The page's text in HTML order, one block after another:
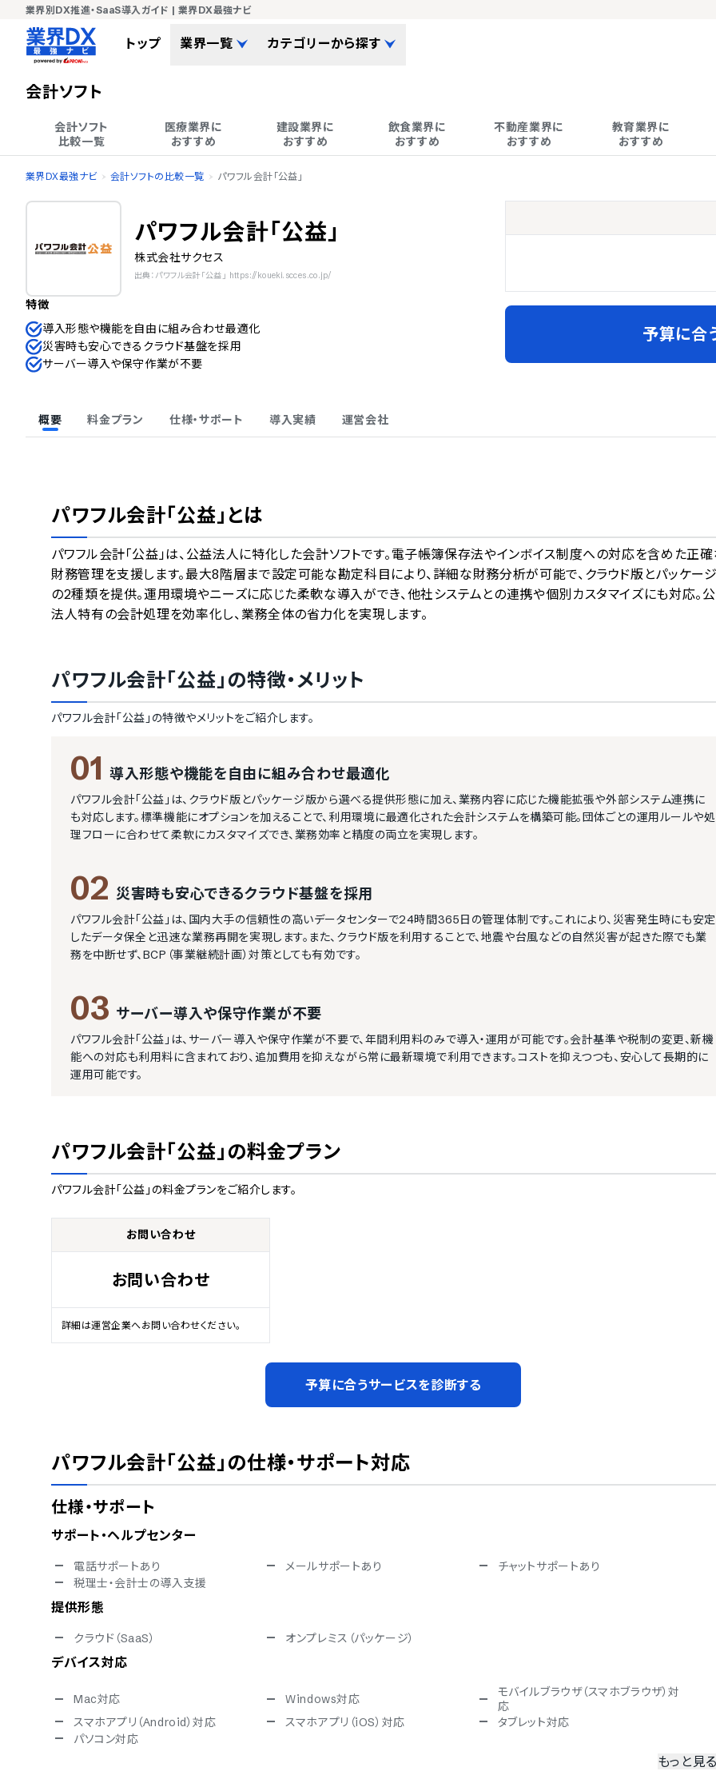
業界別DX推進・SaaS導入ガイド | 業界DX最強ナビ
トップ 業界一覧 カテゴリーから探す
会計ソフト
会計ソフト
比較一覧
医療業界に
おすすめ
建設業界に
おすすめ
飲食業界に
おすすめ
不動産業界に
おすすめ
教育業界に
おすすめ
業界DX最強ナビ 会計ソフトの比較一覧 パワフル会計「公益」
パワフル会計「公益」
株式会社サクセス
出典：パワフル会計「公益」 https://koueki.scces.co.jp/
特徴
導入形態や機能を自由に組み合わせ最適化
災害時も安心できるクラウド基盤を採用
サーバー導入や保守作業が不要
予算に合
概要 料金プラン 仕様・サポート 導入実績 運営会社
パワフル会計「公益」 とは
パワフル会計「公益」は、公益法人に特化した会計ソフトです。電子帳簿保存法やインボイス制度への対応を含めた正
財務管理を支援します。最大8階層まで設定可能な勘定科目により、詳細な財務分析が可能で、クラウド版とパッケー
の2種類を提供。運用環境やニーズに応じた柔軟な導入ができ、他社システムとの連携や個別カスタマイズにも対応。
法人特有の会計処理を効率化し、業務全体の省力化を実現します。
パワフル会計「公益」 の特徴・メリット
パワフル会計「公益」 の特徴やメリットをご紹介します。
01 導入形態や機能を自由に組み合わせ最適化
パワフル会計「公益」は、クラウド版とパッケージ版から選べる提供形態に加え、業務内容に応じた機能拡張や外部システム連携に
も対応します。標準機能にオプションを加えることで、利用環境に最適化された会計システムを構築可能。団体ごとの運用ルールや処
理フローに合わせて柔軟にカスタマイズでき、業務効率と精度の両立を実現します。
02 災害時も安心できるクラウド基盤を採用
パワフル会計「公益」は、国内大手の信頼性の高いデータセンターで24時間365日の管理体制です。これにより、災害発生時にも安定
したデータ保全と迅速な業務再開を実現します。また、クラウド版を利用することで、地震や台風などの自然災害が起きた際でも業
務を中断せず、BCP（事業継続計画）対策としても有効です。
03 サーバー導入や保守作業が不要
パワフル会計「公益」は、サーバー導入や保守作業が不要で、年間利用料のみで導入・運用が可能です。会計基準や税制の変更、新機
能への対応も利用料に含まれており、追加費用を抑えながら常に最新環境で利用できます。コストを抑えつつも、安心して長期的に
運用可能です。
パワフル会計「公益」 の料金プラン
パワフル会計「公益」 の料金プランをご紹介します。
お問い合わせ
お問い合わせ
詳細は運営企業へお問い合わせください。
予算に合うサービスを診断する
パワフル会計「公益」 の仕様・サポート対応
仕様・サポート
サポート・ヘルプセンター
電話サポートあり メールサポートあり
チャットサポートあり
税理士・会計士の導入支援
提供形態
クラウド（SaaS） オンプレミス（パッケージ）
デバイス対応
Mac対応 Windows対応
モバイルブラウザ（スマホブラウザ）対
応
スマホアプリ（Android）対応
スマホアプリ（iOS）対応
タブレット対応
パソコン対応
もっと見